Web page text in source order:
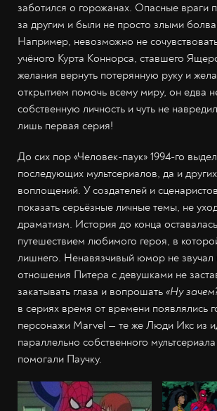
заботился о горожанах. Опасные враги
за другим и были не просто злыми
Например, невозможно не
учёного Курта Коннорса, ставшего
желания вернуть потерянную руку и
открытием помочь всему миру, он едва
собственную личность и чуть не
лишь первая серия!
До сих пор «Человек-паук» 1994-го
последующих мультсериалов, да и
воплощений. У создателей и
показать серьёзные личные темы, не
драматизм. История до конца
путешествием любимого героя, в
лишнего. Ненавязчивый юмор не звучал
отношения Питера с девушками не
закатывать глаза и вопрошать «Ну
в сериях время от времени появлялись
персонажи Marvel — те же Люди Икс из
параллельно собственного
помогали Паучку.